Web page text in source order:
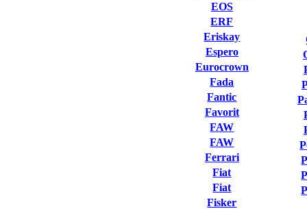
EOS
ERF
Eriskay
Espero
Eurocrown
Fada
Fantic
Favorit
FAW
FAW
Ferrari
Fiat
Fiat
Fisker